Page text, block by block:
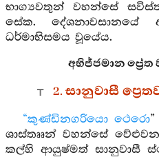
භාග්‍යවතුන් වහන්සේ
සේක. දේශනාවසානයේ
ධර්මාභිසමය වූයේය.
අභිජ්ජමාන
2. සානුවාසී
“කුණ්ඩිනගරියො ථෙරො
ශාස්තෲන් වහන්සේ
කල්හි ආයුෂ්මත් සානුවාසී